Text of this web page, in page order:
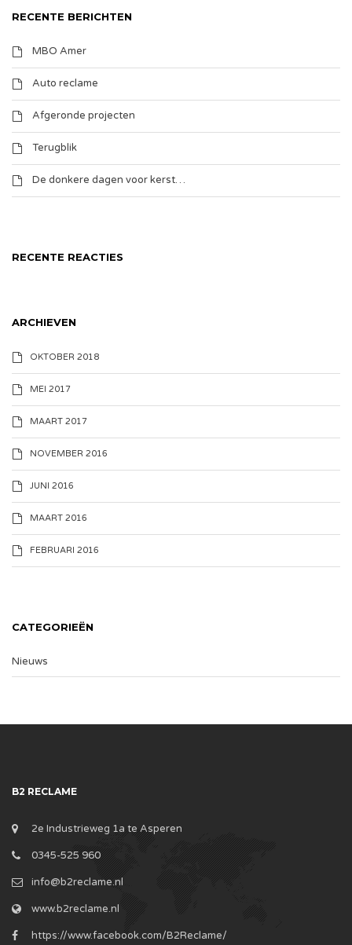
RECENTE BERICHTEN
MBO Amer
Auto reclame
Afgeronde projecten
Terugblik
De donkere dagen voor kerst…
RECENTE REACTIES
ARCHIEVEN
OKTOBER 2018
MEI 2017
MAART 2017
NOVEMBER 2016
JUNI 2016
MAART 2016
FEBRUARI 2016
CATEGORIEËN
Nieuws
B2 RECLAME
2e Industrieweg 1a te Asperen
0345-525 960
info@b2reclame.nl
www.b2reclame.nl
https://www.facebook.com/B2Reclame/